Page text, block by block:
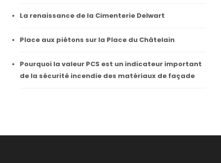
La renaissance de la Cimenterie Delwart
Place aux piétons sur la Place du Châtelain
Pourquoi la valeur PCS est un indicateur important
de la sécurité incendie des matériaux de façade